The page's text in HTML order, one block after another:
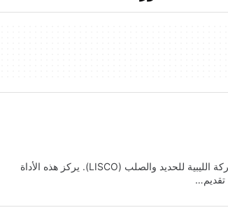
تطبيق CERPS هو تطبيق مخصص للموظفين في الشركة الليبية للحديد والصلب (LISCO). يركز هذه الأداة
تقديم…